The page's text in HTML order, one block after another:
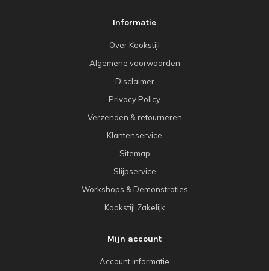
Informatie
Over Kookstijl
Algemene voorwaarden
Disclaimer
Privacy Policy
Verzenden & retourneren
Klantenservice
Sitemap
Slijpservice
Workshops & Demonstraties
Kookstijl Zakelijk
Mijn account
Account informatie